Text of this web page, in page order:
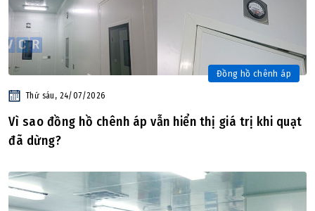
Đồng hồ chênh áp
Thứ sáu, 24/07/2026
Vì sao đồng hồ chênh áp vẫn hiển thị giá trị khi quạt
đã dừng?